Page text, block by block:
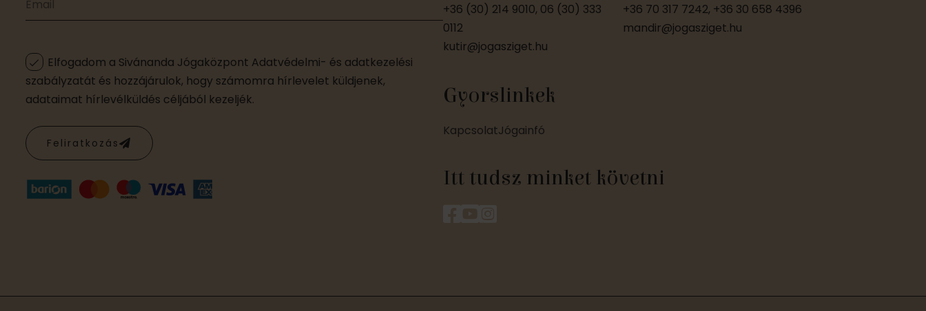
Elfogadom a Sivánanda Jógaközpont Adatvédelmi- és adatkezelési
szabályzatát és hozzájárulok, hogy számomra hírlevelet küldjenek,
adataimat hírlevélküldés céljából kezeljék.
Feliratkozás
+36 (30) 214 9010, 06 (30) 333
0112
kutir@jogasziget.hu
+36 70 317 7242, +36 30 658 4396
mandir@jogasziget.hu
Gyorslinkek
KapcsolatJógainfó
Itt tudsz minket követni